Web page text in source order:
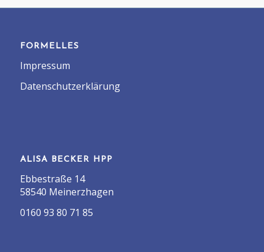
FORMELLES
Impressum
Datenschutzerklärung
ALISA BECKER HPP
Ebbestraße 14
58540 Meinerzhagen
0160 93 80 71 85